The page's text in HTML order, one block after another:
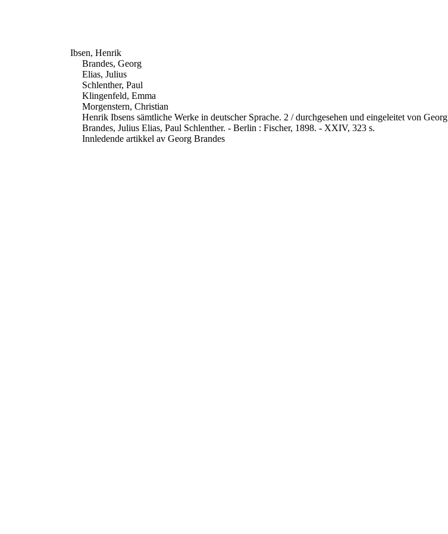
Ibsen, Henrik
Brandes, Georg
Elias, Julius
Schlenther, Paul
Klingenfeld, Emma
Morgenstern, Christian
Henrik Ibsens sämtliche Werke in deutscher Sprache. 2 / durchgesehen und eingeleitet von Georg
Brandes, Julius Elias, Paul Schlenther. - Berlin : Fischer, 1898. - XXIV, 323 s.
Innledende artikkel av Georg Brandes